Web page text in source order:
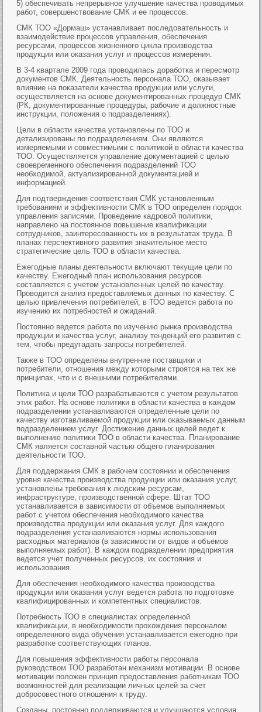
5) обеспечивать непрерывное улучшение качества проводимых
работ, совершенствование СМК и ее процессов.
СМК ТОО «Дормаш» устанавливает последовательность и
взаимодействие процессов управления, обеспечения
ресурсами, процессов жизненного цикла производства
продукции или оказания услуг и процессов измерения.
В 3-4 квартале 2009 года проводилась доработка и пересмотр
документов СМК. Деятельность персонала ТОО, оказывает
влияние на показатели качества продукции или услуги,
осуществляется на основе документированных процедур СМК
(РК, документированные процедуры, рабочие и должностные
инструкции, положения о подразделениях).
Цели в области качества установлены по ТОО и
детализированы по подразделениям. Они являются
измеряемыми и совместимыми с политикой в области качества
ТОО. Осуществляется управление документацией с целью
своевременного обеспечения подразделений ТОО
необходимой, актуализированной документацией и
информацией.
Для подтверждения соответствия СМК установленным
требованиям и эффективности СМК в ТОО определен порядок
управления записями. Проведение кадровой политики,
направлено на постоянное повышение квалификации
сотрудников, заинтересованность их в результатах труда. В
планах перспективного развития значительное место
стратегические цель ТОО в области качества.
Ежегодные планы деятельности включают текущие цели по
качеству. Ежегодный план использования ресурсов
составляется с учетом установленных целей по качеству.
Проводится анализ предоставляемых данных по качеству. С
целью привлечения потребителей, в ТОО ведется работа по
изучению их потребностей и ожиданий.
Постоянно ведется работа по изучению рынка производства
продукции и качества услуг, анализу тенденций его развития с
тем, чтобы предугадать запросы потребителей.
Также в ТОО определены внутренние поставщики и
потребители, отношения между которыми строятся на тех же
принципах, что и с внешними потребителями.
Политика и цели ТОО разрабатываются с учетом результатов
этих работ. На основе политики в области качества в каждом
подразделении устанавливаются определенные цели по
качеству изготавливаемой продукции или оказываемых данным
подразделением услуг. Достижение данных целей ведет к
выполнению политики ТОО в области качества. Планирование
СМК является составной частью общего планирования
деятельности ТОО.
Для поддержания СМК в рабочем состоянии и обеспечения
уровня качества производства продукции или оказания услуг,
установлены требования к людским ресурсам,
инфраструктуре, производственной сфере. Штат ТОО
устанавливается в зависимости от объемов выполняемых
работ с учетом обеспечения необходимого качества
производства продукции или оказания услуг. Для каждого
подразделения устанавливаются нормы использования
расходных материалов (в зависимости от видов и объемов
выполняемых работ). В каждом подразделении предприятия
ведется учет полученных ресурсов, их состояния и
использования.
Для обеспечения необходимого качества производства
продукции или оказания услуг ведется работа по подготовке
квалифицированных и компетентных специалистов.
Потребность ТОО в специалистах определенной
квалификации, в необходимости прохождения персоналом
определенного вида обучения устанавливается ежегодно при
разработке соответствующих планов.
Для повышения эффективности работы персонала
руководством ТОО разработан механизм мотивации. В основе
мотивации положен принцип предоставления работникам ТОО
возможностей для реализации личных целей за счет
добросовестного отношения к труду.
Созданы, постоянно поддерживаются и улучшаются условия